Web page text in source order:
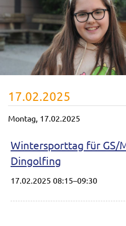
17.02.2025
Montag, 17.02.2025
Wintersporttag für GS/
Dingolfing
17.02.2025 08:15–09:30